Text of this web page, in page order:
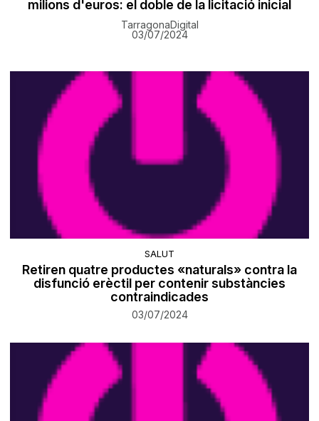
milions d'euros: el doble de la licitació inicial
TarragonaDigital
03/07/2024
SALUT
Retiren quatre productes «naturals» contra la
disfunció erèctil per contenir substàncies
contraindicades
03/07/2024